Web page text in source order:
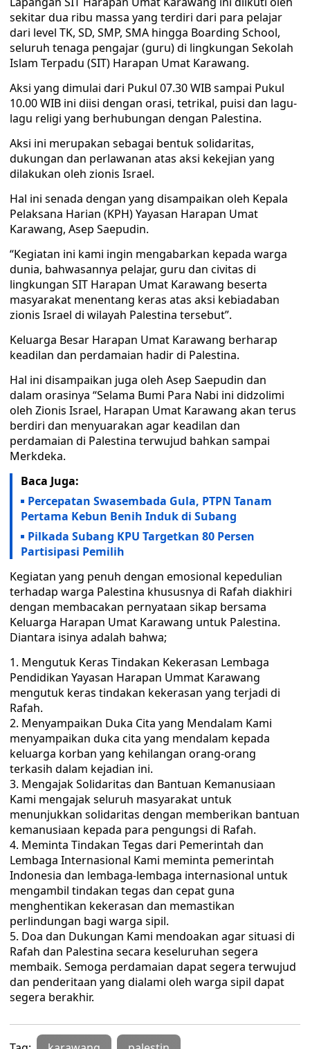
sekitar dua ribu massa yang terdiri dari para pelajar
dari level TK, SD, SMP, SMA hingga Boarding School,
seluruh tenaga pengajar (guru) di lingkungan Sekolah
Islam Terpadu (SIT) Harapan Umat Karawang.
Aksi yang dimulai dari Pukul 07.30 WIB sampai Pukul
10.00 WIB ini diisi dengan orasi, tetrikal, puisi dan lagu-
lagu religi yang berhubungan dengan Palestina.
Aksi ini merupakan sebagai bentuk solidaritas,
dukungan dan perlawanan atas aksi kekejian yang
dilakukan oleh zionis Israel.
Hal ini senada dengan yang disampaikan oleh Kepala
Pelaksana Harian (KPH) Yayasan Harapan Umat
Karawang, Asep Saepudin.
“Kegiatan ini kami ingin mengabarkan kepada warga
dunia, bahwasannya pelajar, guru dan civitas di
lingkungan SIT Harapan Umat Karawang beserta
masyarakat menentang keras atas aksi kebiadaban
zionis Israel di wilayah Palestina tersebut”.
Keluarga Besar Harapan Umat Karawang berharap
keadilan dan perdamaian hadir di Palestina.
Hal ini disampaikan juga oleh Asep Saepudin dan
dalam orasinya “Selama Bumi Para Nabi ini didzolimi
oleh Zionis Israel, Harapan Umat Karawang akan terus
berdiri dan menyuarakan agar keadilan dan
perdamaian di Palestina terwujud bahkan sampai
Merkdeka.
Baca Juga:
Percepatan Swasembada Gula, PTPN Tanam
Pertama Kebun Benih Induk di Subang
Pilkada Subang KPU Targetkan 80 Persen
Partisipasi Pemilih
Kegiatan yang penuh dengan emosional kepedulian
terhadap warga Palestina khususnya di Rafah diakhiri
dengan membacakan pernyataan sikap bersama
Keluarga Harapan Umat Karawang untuk Palestina.
Diantara isinya adalah bahwa;
Mengutuk Keras Tindakan Kekerasan Lembaga
Pendidikan Yayasan Harapan Ummat Karawang
mengutuk keras tindakan kekerasan yang terjadi di
Rafah.
Menyampaikan Duka Cita yang Mendalam Kami
menyampaikan duka cita yang mendalam kepada
keluarga korban yang kehilangan orang-orang
terkasih dalam kejadian ini.
Mengajak Solidaritas dan Bantuan Kemanusiaan
Kami mengajak seluruh masyarakat untuk
menunjukkan solidaritas dengan memberikan bantuan
kemanusiaan kepada para pengungsi di Rafah.
Meminta Tindakan Tegas dari Pemerintah dan
Lembaga Internasional Kami meminta pemerintah
Indonesia dan lembaga-lembaga internasional untuk
mengambil tindakan tegas dan cepat guna
menghentikan kekerasan dan memastikan
perlindungan bagi warga sipil.
Doa dan Dukungan Kami mendoakan agar situasi di
Rafah dan Palestina secara keseluruhan segera
membaik. Semoga perdamaian dapat segera terwujud
dan penderitaan yang dialami oleh warga sipil dapat
segera berakhir.